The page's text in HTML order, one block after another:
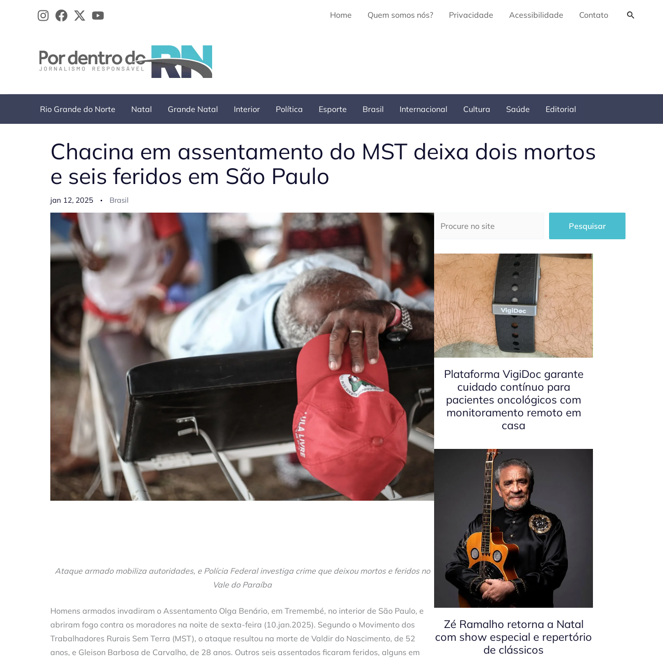
Home Quem somos nós? Privacidade Acessibilidade Contato
Rio Grande do Norte Natal Grande Natal Interior Política Esporte Brasil Internacional Cultura Saúde Editorial
Chacina em assentamento do MST deixa dois mortos
e seis feridos em São Paulo
jan 12, 2025 Brasil
Ataque armado mobiliza autoridades, e Polícia Federal investiga crime que deixou mortos e feridos no
Vale do Paraíba
Homens armados invadiram o Assentamento Olga Benário, em Tremembé, no interior de São Paulo, e
abriram fogo contra os moradores na noite de sexta-feira (10.jan.2025). Segundo o Movimento dos
Trabalhadores Rurais Sem Terra (MST), o ataque resultou na morte de Valdir do Nascimento, de 52
anos, e Gleison Barbosa de Carvalho, de 28 anos. Outros seis assentados ficaram feridos, alguns em
Pesquisar
Plataforma VigiDoc garante
cuidado contínuo para
pacientes oncológicos com
monitoramento remoto em
casa
Zé Ramalho retorna a Natal
com show especial e repertório
de clássicos